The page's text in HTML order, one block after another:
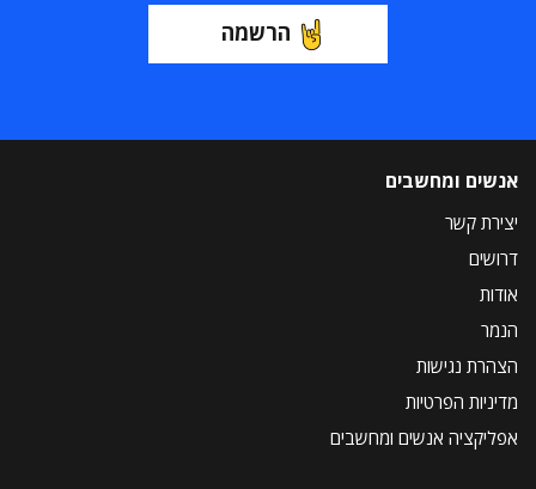
הרשמה
אנשים ומחשבים
יצירת קשר
דרושים
אודות
הנמר
הצהרת נגישות
מדיניות הפרטיות
אפליקציה אנשים ומחשבים